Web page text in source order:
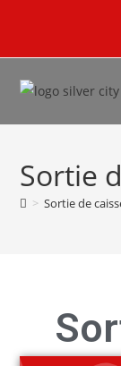
Sortie
> Sortie de